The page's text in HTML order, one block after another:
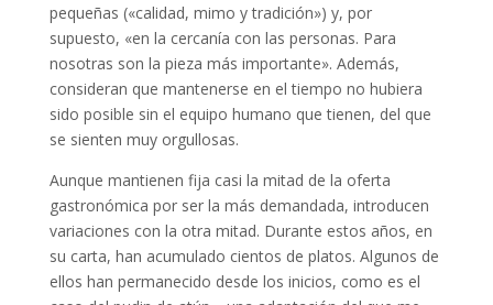
pequeñas («calidad, mimo y tradición») y, por
supuesto, «en la cercanía con las personas. Para
nosotras son la pieza más importante». Además,
consideran que mantenerse en el tiempo no hubiera
sido posible sin el equipo humano que tienen, del que
se sienten muy orgullosas.
Aunque mantienen fija casi la mitad de la oferta
gastronómica por ser la más demandada, introducen
variaciones con la otra mitad. Durante estos años, en
su carta, han acumulado cientos de platos. Algunos de
ellos han permanecido desde los inicios, como es el